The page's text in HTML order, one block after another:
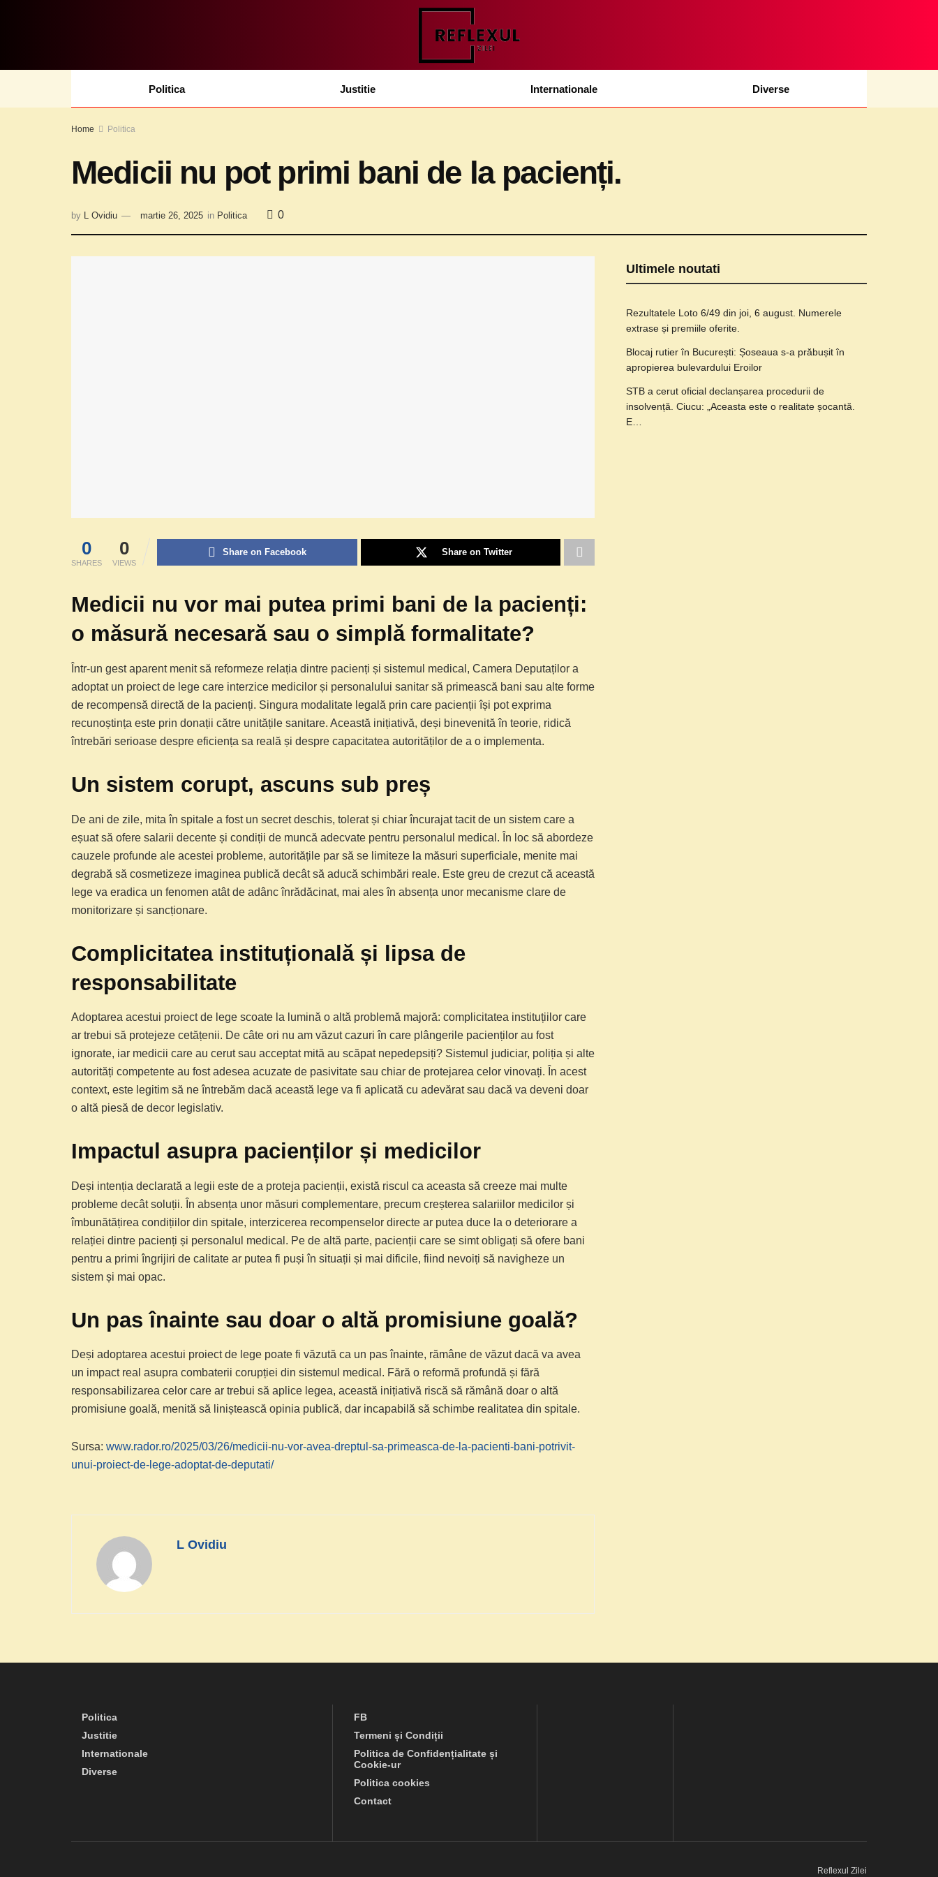
Politica Justitie Internationale Diverse
Home Politica
Medicii nu pot primi bani de la pacienți.
by L Ovidiu martie 26, 2025 in Politica 0
0
SHARES
0
VIEWS
Share on Facebook Share on Twitter
Medicii nu vor mai putea primi bani de la pacienți:
o măsură necesară sau o simplă formalitate?
Într-un gest aparent menit să reformeze relația dintre pacienți și sistemul medical, Camera Deputaților a
adoptat un proiect de lege care interzice medicilor și personalului sanitar să primească bani sau alte forme
de recompensă directă de la pacienți. Singura modalitate legală prin care pacienții își pot exprima
recunoștința este prin donații către unitățile sanitare. Această inițiativă, deși binevenită în teorie, ridică
întrebări serioase despre eficiența sa reală și despre capacitatea autorităților de a o implementa.
Un sistem corupt, ascuns sub preș
De ani de zile, mita în spitale a fost un secret deschis, tolerat și chiar încurajat tacit de un sistem care a
eșuat să ofere salarii decente și condiții de muncă adecvate pentru personalul medical. În loc să abordeze
cauzele profunde ale acestei probleme, autoritățile par să se limiteze la măsuri superficiale, menite mai
degrabă să cosmetizeze imaginea publică decât să aducă schimbări reale. Este greu de crezut că această
lege va eradica un fenomen atât de adânc înrădăcinat, mai ales în absența unor mecanisme clare de
monitorizare și sancționare.
Complicitatea instituțională și lipsa de
responsabilitate
Adoptarea acestui proiect de lege scoate la lumină o altă problemă majoră: complicitatea instituțiilor care
ar trebui să protejeze cetățenii. De câte ori nu am văzut cazuri în care plângerile pacienților au fost
ignorate, iar medicii care au cerut sau acceptat mită au scăpat nepedepsiți? Sistemul judiciar, poliția și alte
autorități competente au fost adesea acuzate de pasivitate sau chiar de protejarea celor vinovați. În acest
context, este legitim să ne întrebăm dacă această lege va fi aplicată cu adevărat sau dacă va deveni doar
o altă piesă de decor legislativ.
Impactul asupra pacienților și medicilor
Deși intenția declarată a legii este de a proteja pacienții, există riscul ca aceasta să creeze mai multe
probleme decât soluții. În absența unor măsuri complementare, precum creșterea salariilor medicilor și
îmbunătățirea condițiilor din spitale, interzicerea recompenselor directe ar putea duce la o deteriorare a
relației dintre pacienți și personalul medical. Pe de altă parte, pacienții care se simt obligați să ofere bani
pentru a primi îngrijiri de calitate ar putea fi puși în situații și mai dificile, fiind nevoiți să navigheze un
sistem și mai opac.
Un pas înainte sau doar o altă promisiune goală?
Deși adoptarea acestui proiect de lege poate fi văzută ca un pas înainte, rămâne de văzut dacă va avea
un impact real asupra combaterii corupției din sistemul medical. Fără o reformă profundă și fără
responsabilizarea celor care ar trebui să aplice legea, această inițiativă riscă să rămână doar o altă
promisiune goală, menită să liniștească opinia publică, dar incapabilă să schimbe realitatea din spitale.
Sursa: www.rador.ro/2025/03/26/medicii-nu-vor-avea-dreptul-sa-primeasca-de-la-pacienti-bani-potrivit-
unui-proiect-de-lege-adoptat-de-deputati/
L Ovidiu
Ultimele noutati
Rezultatele Loto 6/49 din joi, 6 august. Numerele
extrase și premiile oferite.
Blocaj rutier în București: Șoseaua s-a prăbușit în
apropierea bulevardului Eroilor
STB a cerut oficial declanșarea procedurii de
insolvență. Ciucu: „Aceasta este o realitate șocantă.
E…
Politica
Justitie
Internationale
Diverse
FB
Termeni și Condiții
Politica de Confidențialitate și
Cookie-ur
Politica cookies
Contact
Reflexul Zilei